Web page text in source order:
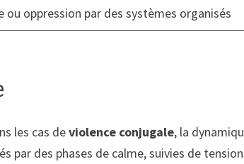
ou oppression par des systèmes organisés
les cas deviolence conjugale, la
par des phases de calme, suivies de